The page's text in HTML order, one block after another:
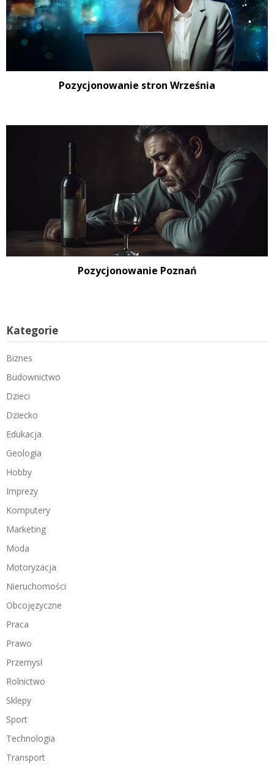
Pozycjonowanie stron Września
Pozycjonowanie Poznań
Kategorie
Biznes
Budownictwo
Dzieci
Dziecko
Edukacja
Geologia
Hobby
Imprezy
Komputery
Marketing
Moda
Motoryzacja
Nieruchomości
Obcojęzyczne
Praca
Prawo
Przemysł
Rolnictwo
Sklepy
Sport
Technologia
Transport